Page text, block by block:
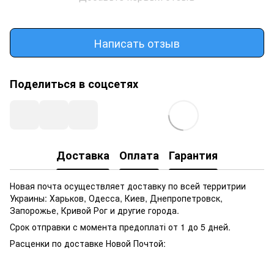
Написать отзыв
Поделиться в соцсетях
Доставка Оплата Гарантия
Новая почта осуществляет доставку по всей территрии
Украины: Харьков, Одесса, Киев, Днепропетровск,
Запорожье, Кривой Рог и другие города.
Срок отправки с момента предоплаті от 1 до 5 дней.
Расценки по доставке Новой Почтой: